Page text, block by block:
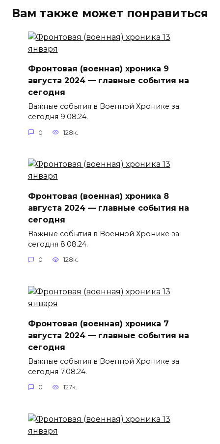
Вам также может понравиться
Фронтовая (военная) хроника 9
августа 2024 — главные события на
сегодня
Важные события в Военной Хронике за
сегодня 9.08.24.
0 128к.
Фронтовая (военная) хроника 8
августа 2024 — главные события на
сегодня
Важные события в Военной Хронике за
сегодня 8.08.24.
0 128к.
Фронтовая (военная) хроника 7
августа 2024 — главные события на
сегодня
Важные события в Военной Хронике за
сегодня 7.08.24.
0 127к.